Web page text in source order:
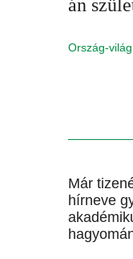
án
Ország-világ
Már
hírneve